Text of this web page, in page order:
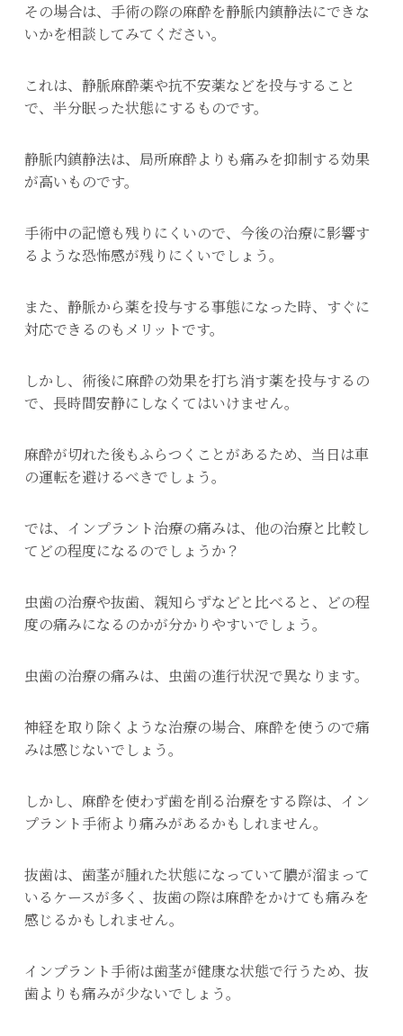
その場合は、手術の際の麻酔を静脈内鎮静法にできな
いかを相談してみてください。
これは、静脈麻酔薬や抗不安薬などを投与すること
で、半分眠った状態にするものです。
静脈内鎮静法は、局所麻酔よりも痛みを抑制する効果
が高いものです。
手術中の記憶も残りにくいので、今後の治療に影響す
るような恐怖感が残りにくいでしょう。
また、静脈から薬を投与する事態になった時、すぐに
対応できるのもメリットです。
しかし、術後に麻酔の効果を打ち消す薬を投与するの
で、長時間安静にしなくてはいけません。
麻酔が切れた後もふらつくことがあるため、当日は車
の運転を避けるべきでしょう。
では、インプラント治療の痛みは、他の治療と比較し
てどの程度になるのでしょうか？
虫歯の治療や抜歯、親知らずなどと比べると、どの程
度の痛みになるのかが分かりやすいでしょう。
虫歯の治療の痛みは、虫歯の進行状況で異なります。
神経を取り除くような治療の場合、麻酔を使うので痛
みは感じないでしょう。
しかし、麻酔を使わず歯を削る治療をする際は、イン
プラント手術より痛みがあるかもしれません。
抜歯は、歯茎が腫れた状態になっていて膿が溜まって
いるケースが多く、抜歯の際は麻酔をかけても痛みを
感じるかもしれません。
インプラント手術は歯茎が健康な状態で行うため、抜
歯よりも痛みが少ないでしょう。